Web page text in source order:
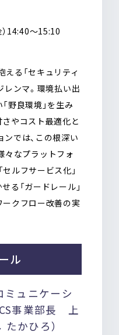
14:40〜15:10
る「セキュリティ
レンマ。環境払い出
野良環境」を生み
やコスト最適化と
では、この根深い
々なプラットフォ
ルフサービス化」
る「ガードレール」
ークフロー改善の実
ル
ミュニケーシ
事業部長 上
かひろ）